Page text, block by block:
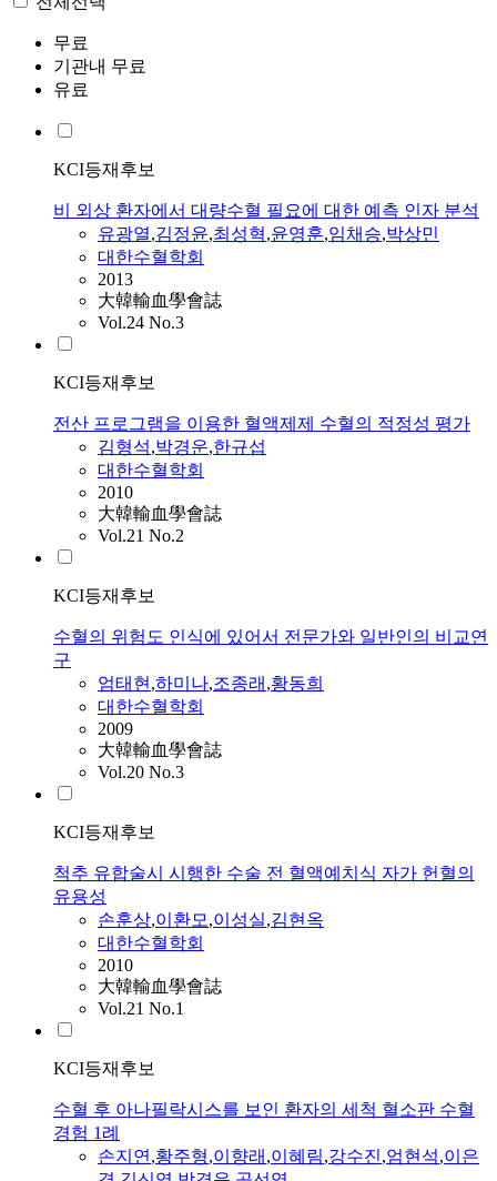
무료
기관내 무료
유료
KCI등재후보
비 외상 환자에서 대량수혈 필요에 대한 예측 인자 분석
유광열,김정윤,최성혁,윤영훈,임채승,박상민
대한수혈학회
2013
大韓輸血學會誌
Vol.24 No.3
KCI등재후보
전산 프로그램을 이용한 혈액제제 수혈의 적정성 평가
김형석,박경운,한규섭
대한수혈학회
2010
大韓輸血學會誌
Vol.21 No.2
KCI등재후보
수혈의 위험도 인식에 있어서 전문가와 일반인의 비교연
구
엄태현,하미나,조종래 ,황동희
대한수혈학회
2009
大韓輸血學會誌
Vol.20 No.3
KCI등재후보
척추 유합술시 시행한 수술 전 혈액예치식 자가 헌혈의
유용성
손훈상,이환모,이성실,김현옥
대한수혈학회
2010
大韓輸血學會誌
Vol.21 No.1
KCI등재후보
수혈 후 아나필락시스를 보인 환자의 세척 혈소판 수혈
경험 1례
손지연,황주형,이향래 ,이혜림,강수진,엄현석,이은